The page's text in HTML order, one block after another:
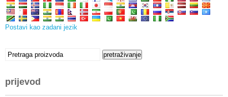
Postavi kao zadani jezik
tražiti: pretraživanje
prijevod